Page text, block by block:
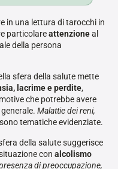
in una lettura di tarocchi in
particolareattenzioneal
della persona
sfera della salute mette
lacrime e perdite,
che potrebbe avere
Malattie dei reni,
sono tematiche evidenziate.
della salute suggerisce
con alcolismo
di preoccupazione,